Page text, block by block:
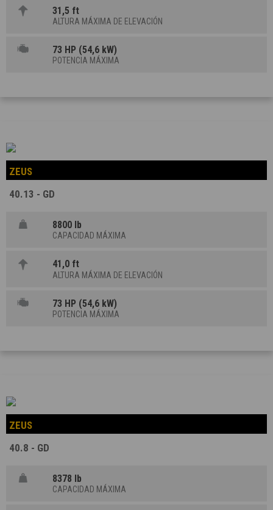
31,5 ft
ALTURA MÁXIMA DE ELEVACIÓN
73 HP (54,6 kW)
POTENCIA MÁXIMA
ZEUS
40.13 - GD
8800 lb
CAPACIDAD MÁXIMA
41,0 ft
ALTURA MÁXIMA DE ELEVACIÓN
73 HP (54,6 kW)
POTENCIA MÁXIMA
ZEUS
40.8 - GD
8378 lb
CAPACIDAD MÁXIMA